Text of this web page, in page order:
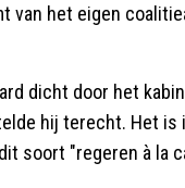
van het eigen
dicht door het
hij terecht. Het
soort "regeren à la